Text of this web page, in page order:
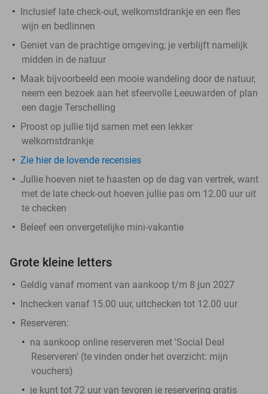
Inclusief late check-out, welkomstdrankje en een fles
wijn en bedlinnen
Geniet van de prachtige omgeving; je verblijft namelijk
midden in de natuur
Maak bijvoorbeeld een mooie wandeling door de natuur,
neem een bezoek aan het sfeervolle Leeuwarden of plan
een dagje Terschelling
Proost op jullie tijd samen met een lekker
welkomstdrankje
Zie hier de lovende recensies
Jullie hoeven niet te haasten op de dag van vertrek, want
met de late check-out hoeven jullie pas om 12.00 uur uit
te checken
Beleef een onvergetelijke mini-vakantie
Grote kleine letters
Geldig vanaf moment van aankoop t/m 8 jun 2027
Inchecken vanaf 15.00 uur, uitchecken tot 12.00 uur
Reserveren:
na aankoop online reserveren met 'Social Deal
Reserveren' (te vinden onder het overzicht: mijn
vouchers)
je kunt tot 72 uur van tevoren je reservering gratis